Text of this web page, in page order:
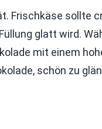
Frischkäse sollte
glatt wird.
mit einem
schön zu